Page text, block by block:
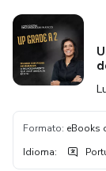
Formato: eBooks
Idioma: